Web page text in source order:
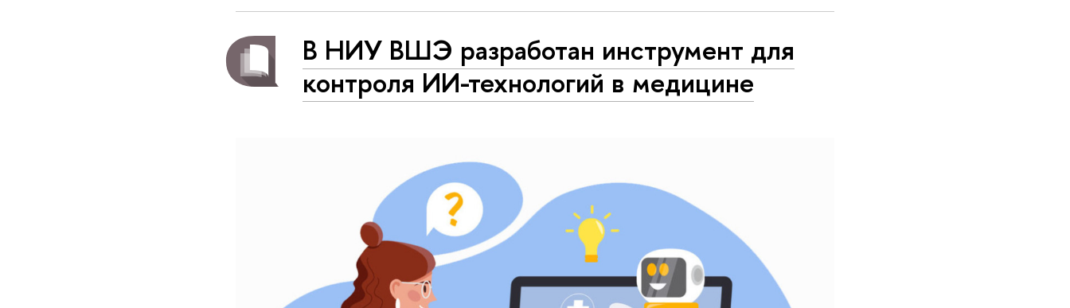
В НИУ ВШЭ разработан инструмент для
контроля ИИ-технологий в медицине